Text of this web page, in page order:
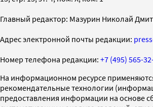
Главный редактор: Мазурин Николай
Адрес электронной почты редакции:
Номер телефона редакции: +7 (495) 565-
На информационном ресурсе
рекомендательные технологии
предоставления информации на основе